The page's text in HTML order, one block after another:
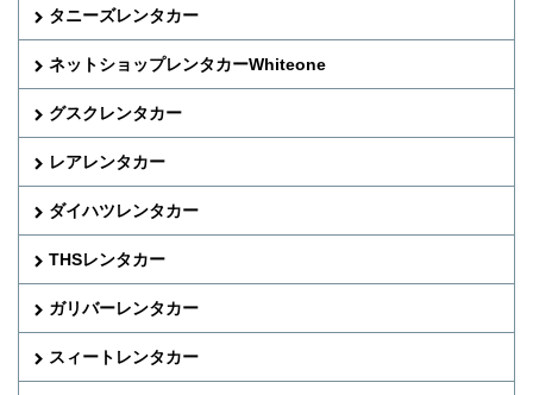
タニーズレンタカー
ネットショップレンタカーWhiteone
グスクレンタカー
レアレンタカー
ダイハツレンタカー
THSレンタカー
ガリバーレンタカー
スィートレンタカー